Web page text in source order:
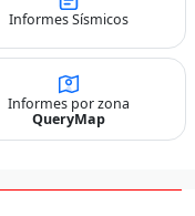
Informes Sísmicos
Informes por zona
QueryMap